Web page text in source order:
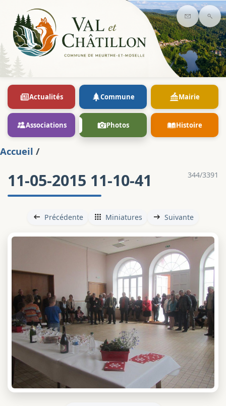
Contact
Actualités Commune Mairie
Associations Photos Histoire
Accueil /
344/3391
11-05-2015 11-10-41
Précédente Miniatures Suivante